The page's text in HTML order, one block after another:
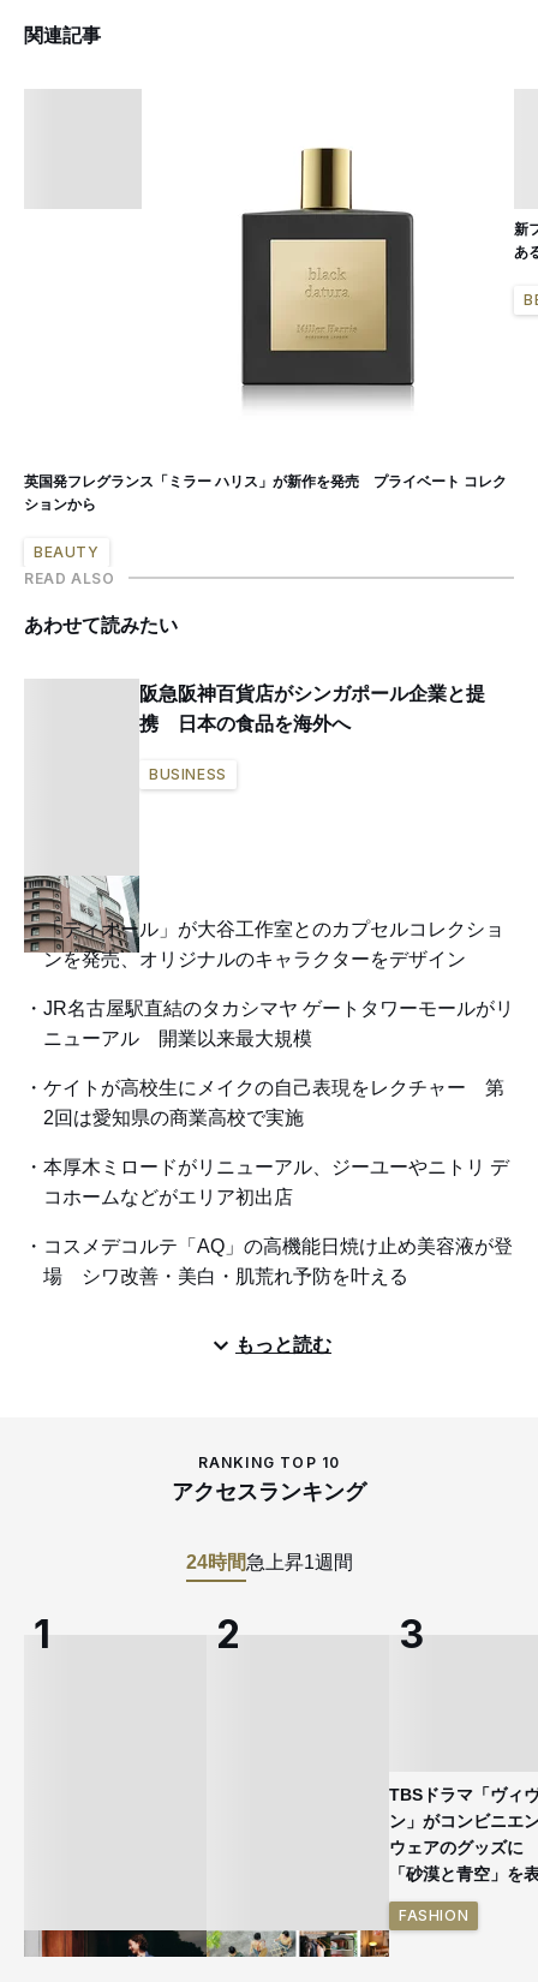
関連記事
英国発フレグランス「ミラー ハリス」が新作を発売 プライベート コレク
ションから
BEAUTY
新
あ
READ ALSO
あわせて読みたい
阪急阪神百貨店がシンガポール企業と提
携 日本の食品を海外へ
BUSINESS
「ディオール」が大谷工作室とのカプセルコレクショ
ンを発売、オリジナルのキャラクターをデザイン
JR名古屋駅直結のタカシマヤ ゲートタワーモールがリ
ニューアル 開業以来最大規模
ケイトが高校生にメイクの自己表現をレクチャー 第
2回は愛知県の商業高校で実施
本厚木ミロードがリニューアル、ジーユーやニトリ デ
コホームなどがエリア初出店
コスメデコルテ「AQ」の高機能日焼け止め美容液が登
場 シワ改善・美白・肌荒れ予防を叶える
もっと読む
RANKING TOP 10
アクセスランキング
24時間急上昇1週間
TBSドラマ「ヴィ
ン」がコンビニエ
ウェアのグッズ
「砂漠と青空」を
FASHION